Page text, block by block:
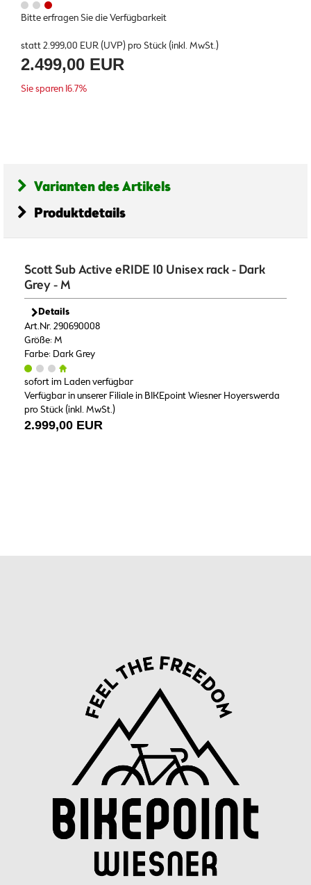
Bitte erfragen Sie die Verfügbarkeit
statt2.999,00 EUR (UVP) pro Stück (inkl. MwSt.)
2.499,00 EUR
Sie sparen 16.7%
Varianten des Artikels
Produktdetails
Scott Sub Active eRIDE 10 Unisex rack - Dark
Grey - M
Details
Art.Nr. 290690008
Größe: M
Farbe: Dark Grey
sofort im Laden verfügbar
Verfügbar in unserer Filiale in BIKEpoint Wiesner Hoyerswerda
pro Stück (inkl. MwSt.)
2.999,00 EUR